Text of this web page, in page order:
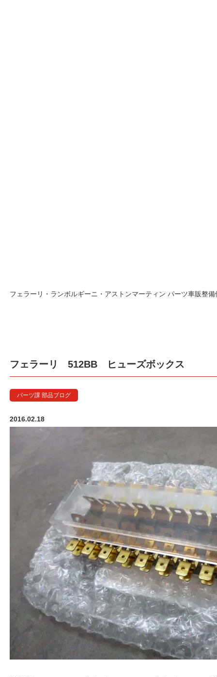
フェラーリ・ランボルギーニ・アストンマーティン パーツ車販整
フェラーリ 512BB ヒューズボックス
パーツ課 部品ブログ
2016.02.18